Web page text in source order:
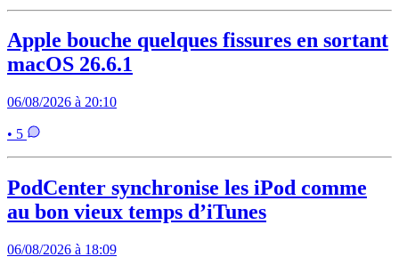
Apple bouche quelques fissures en sortant
macOS 26.6.1
06/08/2026 à 20:10
• 5
PodCenter synchronise les iPod comme
au bon vieux temps d’iTunes
06/08/2026 à 18:09